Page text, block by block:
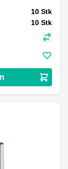
10 Stk
10 Stk